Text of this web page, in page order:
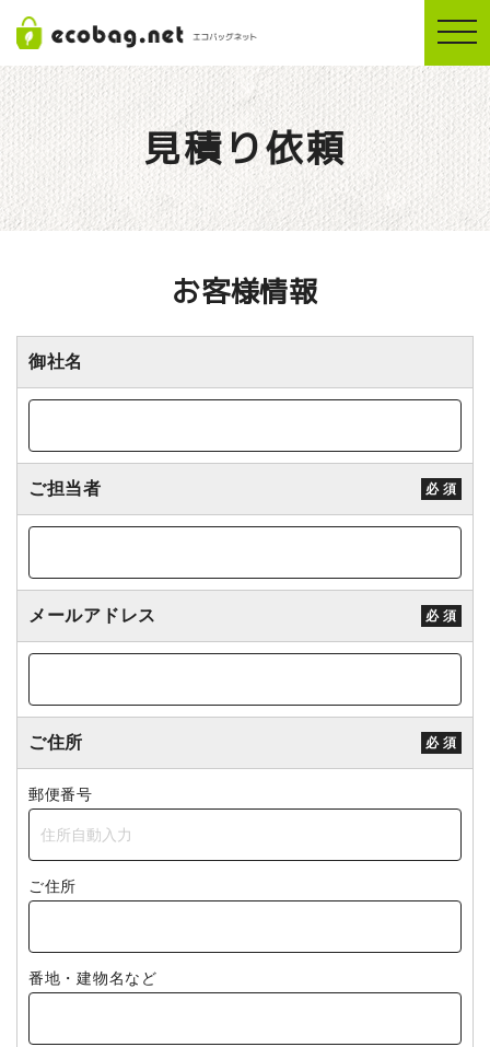
見積り依頼
お客様情報
御社名
ご担当者 必 須
メールアドレス 必 須
ご住所 必 須
郵便番号
ご住所
番地・建物名など